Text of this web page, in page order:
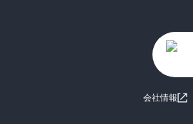
会社情報